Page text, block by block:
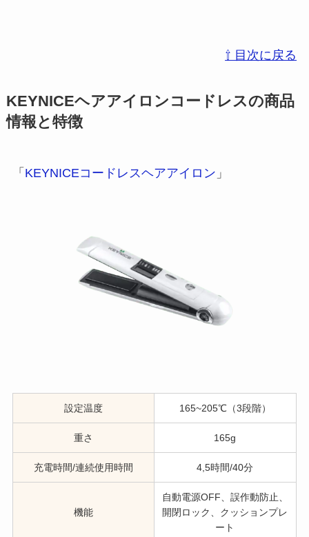
⇧ 目次に戻る
KEYNICEヘアアイロンコードレスの商品
情報と特徴
「 KEYNICEコードレスヘアアイロン 」
設定温度 165~205℃（3段階）
重さ 165g
充電時間/連続使用時間 4,5時間/40分
機能
自動電源OFF、誤作動防止、
開閉ロック、クッションプレ
ート